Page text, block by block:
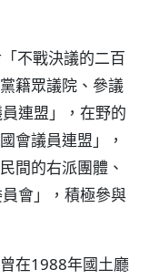
不戰決議的二百
籍眾議院、參議
連盟」，在野的
會議員連盟」，
間的右派團體、
會」，積極參與
在1988年國土廳